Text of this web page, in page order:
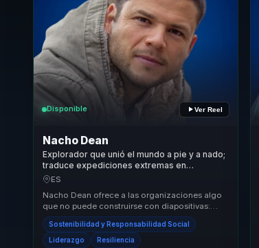
Disponible Ver Reel
Nacho Dean
Explorador que unió el mundo a pie y a nado;
traduce expediciones extremas en
liderazgo, resiliencia y propósito
ES
Nacho Dean ofrece a las organizaciones algo
que no puede construirse con diapositivas:
autoridad nacida de haber atravesado cambios
reale...
Sostenibilidad y Responsabilidad Social
Liderazgo Resiliencia